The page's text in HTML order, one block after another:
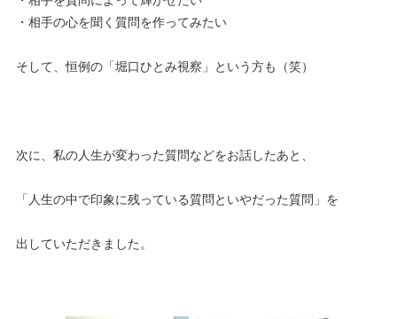
・相手の心を聞く質問を作ってみたい
そして、恒例の「堀口ひとみ視察」という方も（笑）
次に、私の人生が変わった質問などをお話したあと、
「人生の中で印象に残っている質問といやだった質問」を
出していただきました。